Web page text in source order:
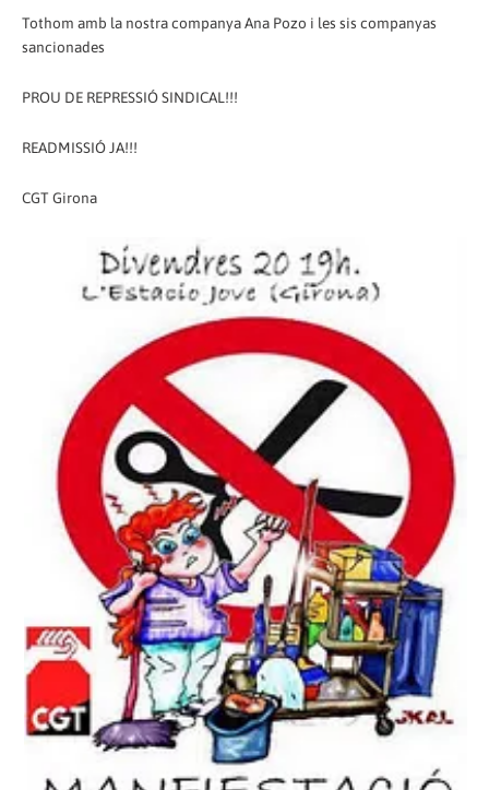
Tothom amb la nostra companya Ana Pozo i les sis companyas
sancionades
PROU DE REPRESSIÓ SINDICAL!!!
READMISSIÓ JA!!!
CGT Girona